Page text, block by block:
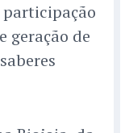
participação
geração de